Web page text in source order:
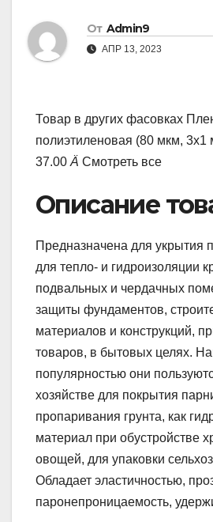
От Admin9
АПР 13, 2023
Товар в других фасовках
полиэтиленовая (80 мкм, 3х1
37.00 Ä Смотреть все
Описание
Предназначена для укрытия
для тепло- и гидроизоляции
подвальных и чердачных
защиты фундаментов,
материалов и конструкций,
товаров, в бытовых целях.
популярностью они
хозяйстве для покрытия
пропаривания грунта, как
материал при обустройстве
овощей, для упаковки
Обладает эластичностью,
паронепроницаемость,